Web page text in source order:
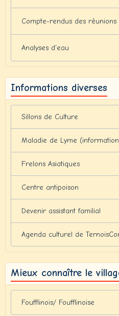
Compte-rendus des réunions
Analyses d'eau
Informations diverses
Sillons de Culture
Maladie de Lyme
Frelons Asiatiques
Centre antipoison
Devenir assistant familial
Agenda culturel de
Mieux connaître le
Foufflinois/ Foufflinoise